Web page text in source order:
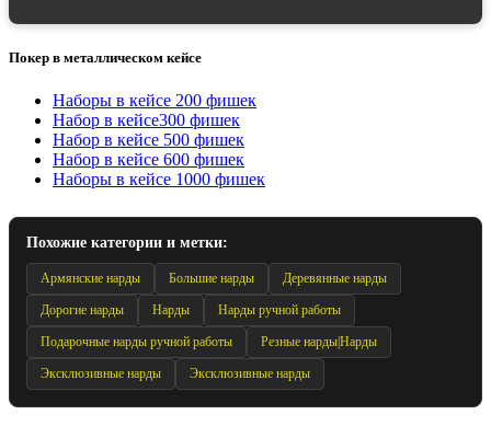
Покер в металлическом кейсе
Наборы в кейсе 200 фишек
Набор в кейсе300 фишек
Набор в кейсе 500 фишек
Набор в кейсе 600 фишек
Наборы в кейсе 1000 фишек
Похожие категории и метки:
Армянские нарды Большие нарды Деревянные нарды
Дорогие нарды Нарды Нарды ручной работы
Подарочные нарды ручной работы Резные нарды|Нарды
Эксклюзивные нарды Эксклюзивные нарды